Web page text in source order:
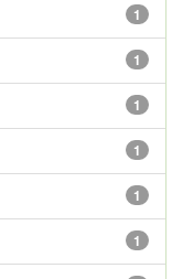
1
1
1
1
1
1